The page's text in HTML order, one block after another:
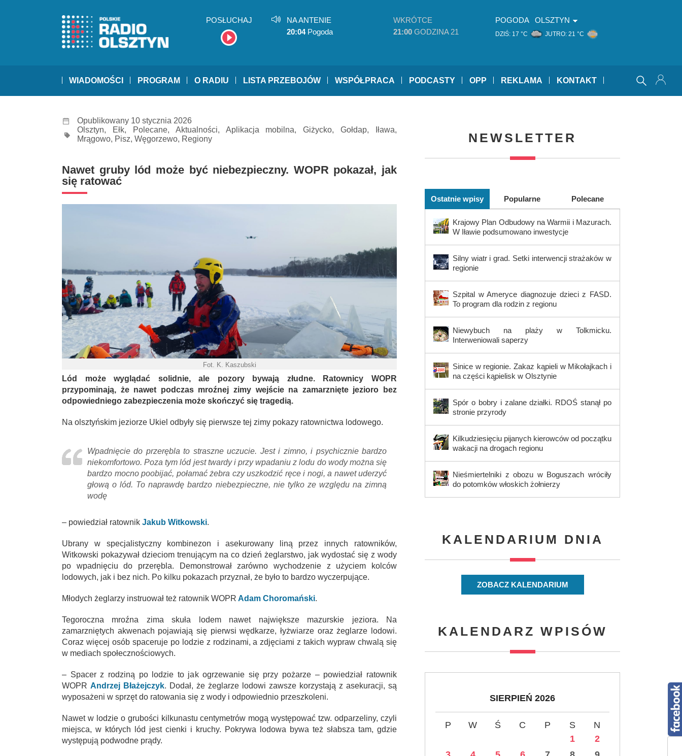
POSŁUCHAJ
NA ANTENIE
20:04Pogoda
WKRÓTCE
21:00 GODZINA 21
POGODA OLSZTYN
DZIŚ: 17 °C JUTRO: 21 °C
WIADOMOŚCI PROGRAM O RADIU LISTA PRZEBOJÓW WSPÓŁPRACA PODCASTY OPP REKLAMA KONTAKT
Opublikowany 10 stycznia 2026
Olsztyn, Ełk, Polecane, Aktualności, Aplikacja mobilna,Giżycko,Gołdap, Iława,
Mrągowo, Pisz, Węgorzewo, Regiony
Nawet gruby lód może być niebezpieczny. WOPR pokazał, jak
się ratować
Fot. K. Kaszubski
Lód może wyglądać solidnie, ale pozory bywają złudne. Ratownicy WOPR
przypominają, że nawet podczas mroźnej zimy wejście na zamarznięte jezioro bez
odpowiedniego zabezpieczenia może skończyć się tragedią.
Na olsztyńskim jeziorze Ukiel odbyły się pierwsze tej zimy pokazy ratownictwa lodowego.
Wpadnięcie do przerębla to straszne uczucie. Jest i zimno, i psychicznie bardzo
niekomfortowo. Poza tym lód jest twardy i przy wpadaniu z lodu do wody można się
bardzo mocno poobijać, połamać żebra czy uszkodzić ręce i nogi, a nawet uderzyć
głową o lód. To naprawdę bardzo niebezpieczne, nie tylko ze względu na zimną
wodę
– powiedział ratownik Jakub Witkowski.
Ubrany w specjalistyczny kombinezon i asekurowany liną przez innych ratowników,
Witkowski pokazywał dzieciom trenującym na co dzień żeglarstwo, jak wydostać się z wody
po wpadnięciu do przerębla. Demonstrował zarówno wychodzenie z użyciem kolców
lodowych, jak i bez nich. Po kilku pokazach przyznał, że było to bardzo wyczerpujące.
Młodych żeglarzy instruował też ratownik WOPR Adam Choromański.
Tegoroczna mroźna zima skuła lodem nawet największe mazurskie jeziora. Na
zamarzniętych akwenach pojawiają się pierwsi wędkarze, łyżwiarze oraz żeglarze lodowi.
Coraz więcej osób spaceruje po lodzie z rodzinami, a zdjęciami z takich wypraw chwalą się
w mediach społecznościowych.
– Spacer z rodziną po lodzie to jak ogrzewanie się przy pożarze – powiedział ratownik
WOPR Andrzej Błażejczyk. Dodał, że żeglarze lodowi zawsze korzystają z asekuracji, są
wyposażeni w sprzęt do ratowania się z wody i odpowiednio przeszkoleni.
Nawet w lodzie o grubości kilkunastu centymetrów mogą występować tzw. odparzeliny, czyli
miejsca, w których lód jest cienki i kruchy. Pokrywa lodowa bywa też słabsza tam, gdzie
występują podwodne prądy.
NEWSLETTER
Ostatnie wpisy Popularne Polecane
Krajowy Plan Odbudowy na Warmii i Mazurach.
W Iławie podsumowano inwestycje
Silny wiatr i grad. Setki interwencji strażaków w
regionie
Szpital w Ameryce diagnozuje dzieci z FASD.
To program dla rodzin z regionu
Niewybuch na plaży w Tolkmicku.
Interweniowali saperzy
Sinice w regionie. Zakaz kąpieli w Mikołajkach i
na części kąpielisk w Olsztynie
Spór o bobry i zalane działki. RDOŚ stanął po
stronie przyrody
Kilkudziesięciu pijanych kierowców od początku
wakacji na drogach regionu
Nieśmiertelniki z obozu w Boguszach wróciły
do potomków włoskich żołnierzy
KALENDARIUM DNIA
ZOBACZ KALENDARIUM
KALENDARZ WPISÓW
SIERPIEŃ 2026
P W Ś C P S
N
1
2